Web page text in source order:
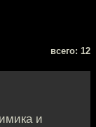
всего: 12
и